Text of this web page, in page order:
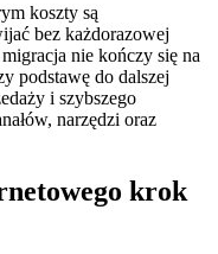
koszty są
bez każdorazowej
nie kończy się na
podstawę do dalszej
i szybszego
narzędzi oraz
krok